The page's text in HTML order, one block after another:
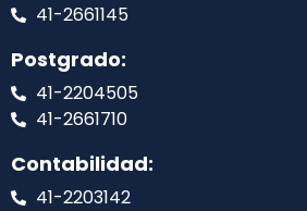
41-2661145
Postgrado:
41-2204505
41-2661710
Contabilidad:
41-2203142